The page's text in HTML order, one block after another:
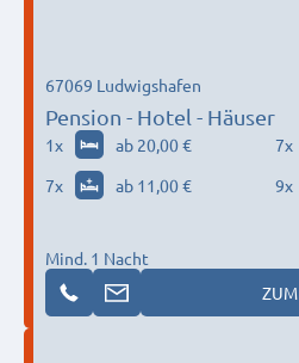
Pension - Hotel - Häuser
67069 Ludwigshafen
1x ab 20,00 € 7x
7x ab 11,00 € 9x
Mind. 1 Nacht